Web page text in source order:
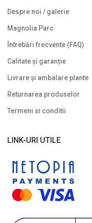
Despre noi / galerie
Magnolia Parc
Întrebări frecvente (FAQ)
Calitate și garanție
Livrare și ambalare plante
Returnarea produselor
Termeni si conditii
LINK-URI UTILE